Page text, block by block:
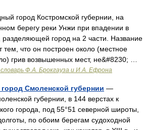
город Костромской губернии, на
берегу реки Унжи при впадении в
разделяющей город на 2 части. Название
тем, что он построен около (местное
грив возвышенных мест, не&#8230; …
Ф.А. Брокгауза и И.А. Ефрона
Смоленской губернии —
губернии, в 144 верстах к
города, под 55°51 северной широты,
по обоим берегам судоходной